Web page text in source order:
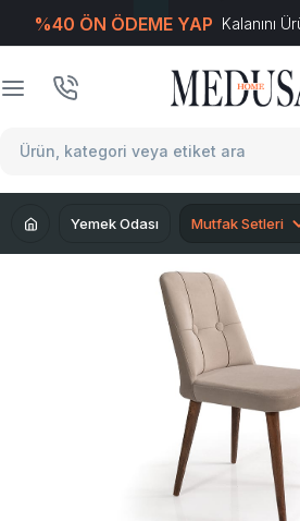
%40 ÖN ÖDEME YAP Kalanını
Yemek Odası Mutfak Setleri
T-Soft E-Ticaret Sistemleriyle